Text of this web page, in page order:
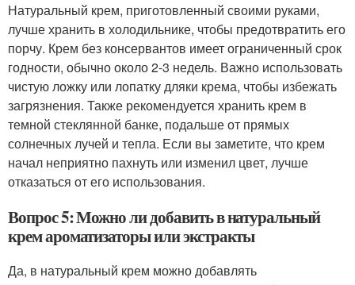
Натуральный крем, приготовленный своими руками,
лучше хранить в холодильнике, чтобы предотвратить его
порчу. Крем без консервантов имеет ограниченный срок
годности, обычно около 2-3 недель. Важно использовать
чистую ложку или лопатку дляки крема, чтобы избежать
загрязнения. Также рекомендуется хранить крем в
темной стеклянной банке, подальше от прямых
солнечных лучей и тепла. Если вы заметите, что крем
начал неприятно пахнуть или изменил цвет, лучше
отказаться от его использования.
Вопрос 5: Можно ли добавить в натуральный
крем ароматизаторы или экстракты
Да, в натуральный крем можно добавлять